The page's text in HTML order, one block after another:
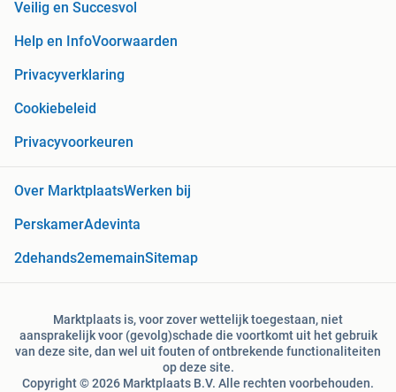
Veilig en Succesvol
Help en InfoVoorwaarden
Privacyverklaring
Cookiebeleid
Privacyvoorkeuren
Over MarktplaatsWerken bij
PerskamerAdevinta
2dehands2ememainSitemap
Marktplaats is, voor zover wettelijk toegestaan, niet
aansprakelijk voor (gevolg)schade die voortkomt uit het gebruik
van deze site, dan wel uit fouten of ontbrekende functionaliteiten
op deze site.
Copyright © 2026 Marktplaats B.V. Alle rechten voorbehouden.